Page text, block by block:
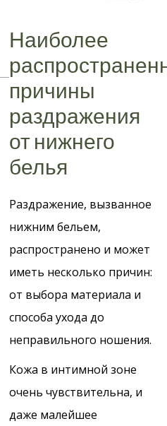
Наиболее
причины
раздражения
от нижнего
белья
Раздражение, вызванное
нижним бельем,
распространено и может
иметь несколько причин:
от выбора материала и
способа ухода до
неправильного ношения.
Кожа в интимной зоне
очень чувствительна, и
даже малейшее